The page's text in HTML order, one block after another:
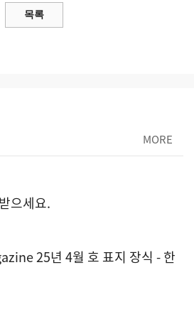
MORE
으세요.
25년 4월 호 표지 장식 - 한